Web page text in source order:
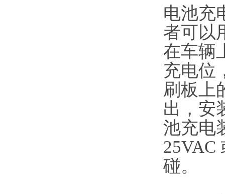
电池充
者可以
在车辆
充电位
刷板上
出，安
池充电
25VAC
碰。